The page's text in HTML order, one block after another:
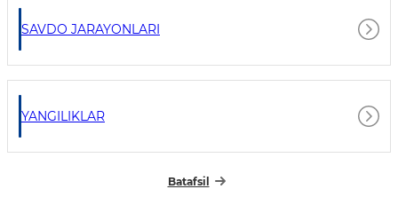
SAVDO JARAYONLARI
YANGILIKLAR
Batafsil